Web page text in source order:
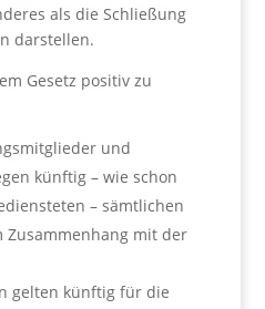
als die Schließung
darstellen.
Gesetz positiv zu
und
künftig – wie schon
– sämtlichen
mit der
gelten künftig für die